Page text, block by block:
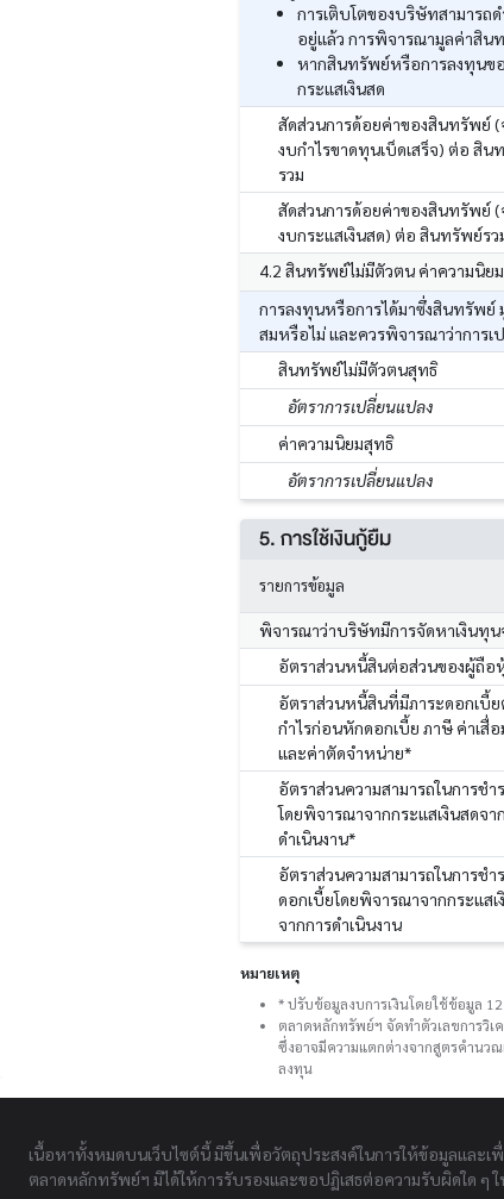
การเติบโตของบริษัทสามาร
อยู่แล้ว การพิจารณามูลค่าสิ
หากสินทรัพย์หรือการลงทุนข
กระแสเงินสด
สัดส่วนการด้อยค่าของสินทรัพย์ (
งบกำไรขาดทุนเบ็ดเสร็จ) ต่อ สิน
รวม
สัดส่วนการด้อยค่าของสินทรัพย์ (
งบกระแสเงินสด) ต่อ สินทรัพย์รว
4.2 สินทรัพย์ไม่มีตัวตน ค่าความนิยม
การลงทุนหรือการได้มาซึ่งสินทรัพ
สมหรือไม่ และควรพิจารณาว่าการ
สินทรัพย์ไม่มีตัวตนสุทธิ
อัตราการเปลี่ยนแปลง
ค่าความนิยมสุทธิ
อัตราการเปลี่ยนแปลง
5. การใช้เงินกู้ยืม
รายการข้อมูล
พิจารณาว่าบริษัทมีการจัดหาเงินทุน
อัตราส่วนหนี้สินต่อส่วนของผู้ถือ
อัตราส่วนหนี้สินที่มีภาระดอกเบี้
กำไรก่อนหักดอกเบี้ย ภาษี ค่าเสื่อ
และค่าตัดจำหน่าย*
อัตราส่วนความสามารถในการช
โดยพิจารณาจากกระแสเงินสดจา
ดำเนินงาน*
อัตราส่วนความสามารถในการชำ
ดอกเบี้ยโดยพิจารณาจากกระแสเ
จากการดำเนินงาน
หมายเหตุ
* ปรับข้อมูลงบการเงินโดยใช้ข้อมูล
ตลาดหลักทรัพย์ฯ จัดทำตัวเลขการวิเ
ซึ่งอาจมีความแตกต่างจากสูตรคำนว
ลงทุน
เนื้อหาทั้งหมดบนเว็บไซต์นี้ มีขึ้นเพื่อวัตถุประสงค์ในการให้ข้อมูลและเ
ตลาดหลักทรัพย์ฯ มิได้ให้การรับรองและขอปฏิเสธต่อความรับผิดใด ๆ ใ